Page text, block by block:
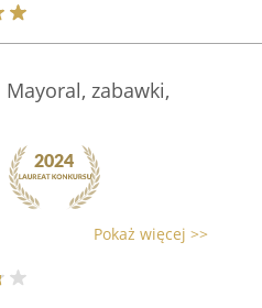
Mayoral, zabawki,
Pokaż więcej >>